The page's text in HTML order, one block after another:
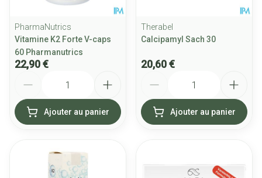
PharmaNutrics
Vitamine K2 Forte V-caps
60 Pharmanutrics
22,90 €
Ajouter au panier
Therabel
Calcipamyl Sach 30
20,60 €
Ajouter au panier